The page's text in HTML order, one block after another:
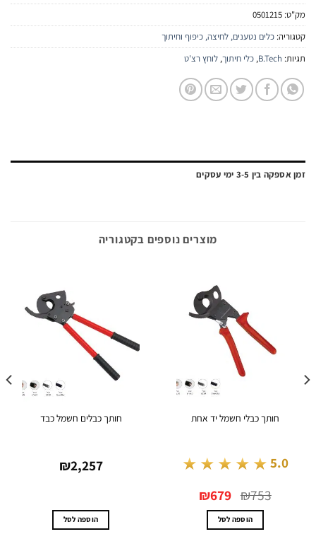
0501215
כלים נטענים, לחיצה, כיפוף וחיתוך
B.Tech
,כלי חיתוך,לוחץ רצ'ט
בין 3-5 ימי עסקים
מוצרים נוספים בקטגוריה
חותך כבלי חשמל יד אחת
★★★★★
₪ המקורי
היה:
₪753.
₪ 679 הנוכחי
הוא:
₪679.
הוספה לסל
חותך כבלים חשמל כבד
₪2,257
הוספה לסל